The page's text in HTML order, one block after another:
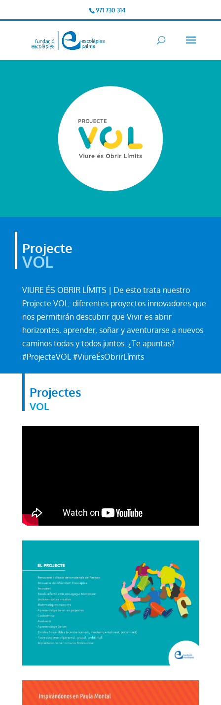
971 730 314
Projecte
VOL
VIURE ÉS OBRIR LÍMITS | De esto trata nuestro
Projecte VOL: diferentes proyectos innovadores que
nos permitirán descubrir que Vivir es abrir
horizontes, aprender, soñar y aventurarse a nuevos
caminos todas y todos juntos. ¿Te apuntas?
#ProjecteVOL #ViureÉsObrirLímits
Projectes
VOL